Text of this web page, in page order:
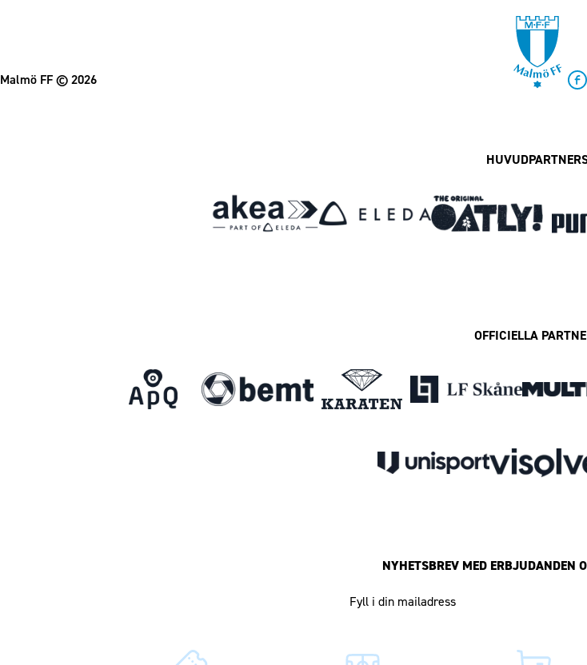
Malmö FF© 2026
OFFICIELLA
NYHETSBREV MED ERBJUDANDEN